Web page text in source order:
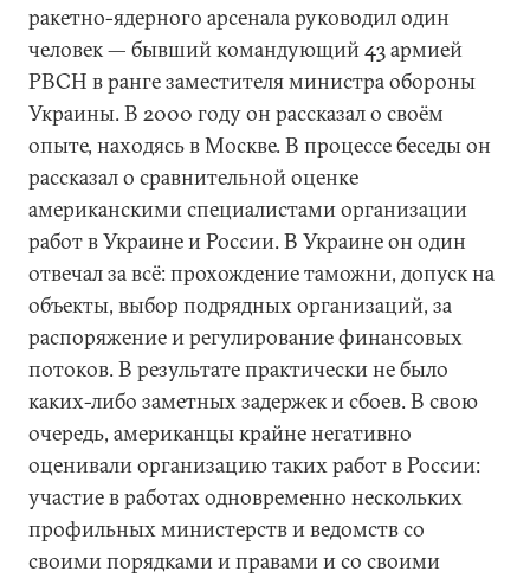
ракетно-ядерного арсенала руководил один
человек — бывший командующий 43 армией
РВСН в ранге заместителя министра обороны
Украины. В 2000 году он рассказал о своём
опыте, находясь в Москве. В процессе беседы он
рассказал о сравнительной оценке
американскими специалистами организации
работ в Украине и России. В Украине он один
отвечал за всё: прохождение таможни, допуск на
объекты, выбор подрядных организаций, за
распоряжение и регулирование финансовых
потоков. В результате практически не было
каких-либо заметных задержек и сбоев. В свою
очередь, американцы крайне негативно
оценивали организацию таких работ в России:
участие в работах одновременно нескольких
профильных министерств и ведомств со
своими порядками и правами и со своими